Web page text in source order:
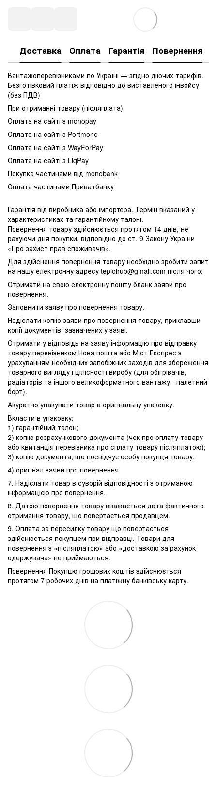
Доставка Оплата Гарантія Повернення
Вантажоперевізниками по Україні — згідно діючих тарифів.
Безготівковий платіж відповідно до виставленого інвойсу
(без ПДВ)
При отриманні товару (післяплата)
Оплата на сайті з monopay
Оплата на сайті з Portmone
Оплата на сайті з WayForPay
Оплата на сайті з LiqPay
Покупка частинами від monobank
Оплата частинами Приватбанку
Гарантія від виробника або імпортера. Термін вказаний у
характеристиках та гарантійному талоні.
Повернення товару здійснюється протягом 14 днів, не
рахуючи дня покупки, відповідно до ст. 9 Закону України
«Про захист прав споживачів».
Для здійснення повернення товару необхідно зробити запит
на нашу електронну адресу teplohub@gmail.com після чого:
Отримати на свою електронну пошту бланк заяви про
повернення.
Заповнити заяву про повернення товару.
Надіслати копію заяви про повернення товару, приклавши
копії документів, зазначених у заяві.
Отримати у відповідь на заяву інформацію про відправку
товару перевізником Нова пошта або Міст Експрес з
урахуванням необхідних запобіжних заходів для збереження
товарного вигляду і цілісності виробу (для обігрівачів,
радіаторів та іншого великоформатного вантажу - палетний
борт).
Акуратно упакувати товар в оригінальну упаковку.
Вкласти в упаковку:
1) гарантійний талон;
2) копію розрахункового документа (чек про оплату товару
або квитанція перевізника про сплату товару післяплатою);
3) копію документа, що посвідчує особу покупця товару,
4) оригінал заяви про повернення.
7. Надіслати товар в суворій відповідності з отриманою
інформацією про повернення.
8. Датою повернення товару вважається дата фактичного
отримання товару, що повертається продавцем.
9. Оплата за пересилку товару що повертається
здійснюється покупцем при відправці. Товари для
повернення з «післяплатою» або «доставкою за рахунок
одержувача» не приймаються.
Повернення Покупцю грошових коштів здійснюється
протягом 7 робочих днів на платіжну банківську карту.